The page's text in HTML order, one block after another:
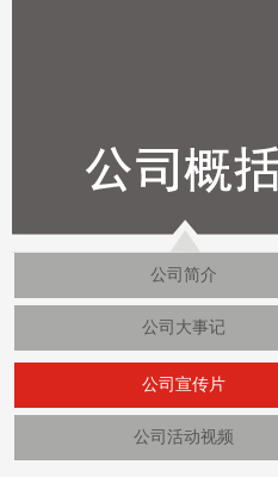
公司简介
公司大事记
公司宣传片
公司活动视频